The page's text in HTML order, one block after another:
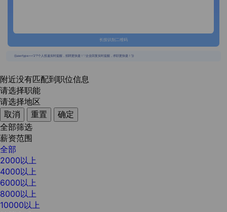
长按识别二维码
{{usertype=='2'?'个人投递实时提醒，招聘更快捷！':'企业回复实时提醒，求职更快捷！'}}
附近没有匹配到职位信息
请选择职能
请选择地区
取消
重置
确定
全部筛选
薪资范围
全部
2000以上
4000以上
6000以上
8000以上
10000以上